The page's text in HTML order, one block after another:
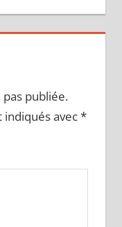
publiée.
indiqués avec*